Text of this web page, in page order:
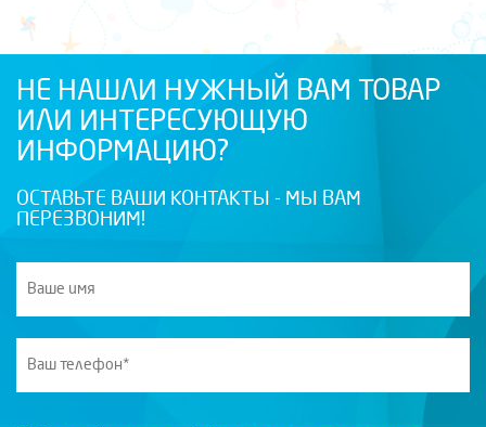
НЕ НАШЛИ НУЖНЫЙ ВАМ ТОВАР
ИЛИ ИНТЕРЕСУЮЩУЮ
ИНФОРМАЦИЮ?
ОСТАВЬТЕ ВАШИ КОНТАКТЫ - МЫ ВАМ
ПЕРЕЗВОНИМ!